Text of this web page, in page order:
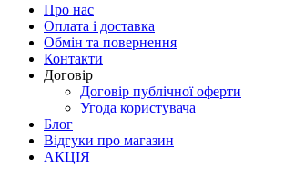
Про нас
Оплата і доставка
Обмін та повернення
Контакти
Договір
Договір публічної оферти
Угода користувача
Блог
Відгуки про магазин
АКЦІЯ